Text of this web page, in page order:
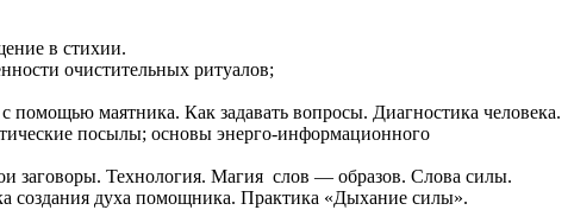
в стихии.
очистительных ритуалов;
помощью маятника. Как задавать вопросы. Диагностика человека.
посылы; основы энерго-информационного
заговоры. Технология. Магия слов — образов. Слова силы.
создания духа помощника. Практика «Дыхание силы».